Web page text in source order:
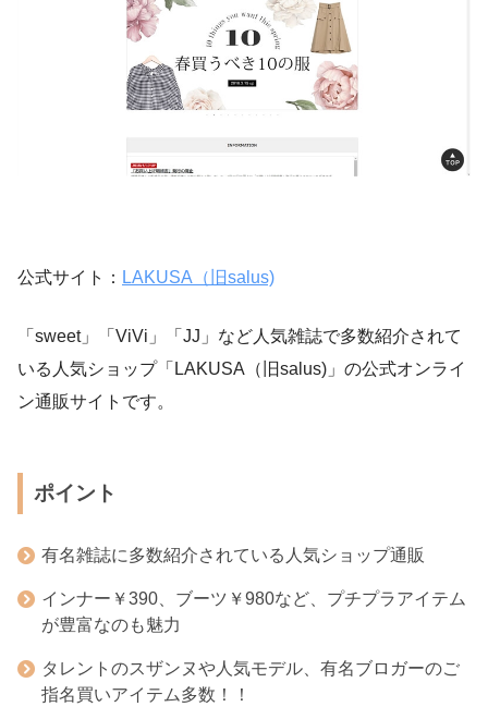
公式サイト： LAKUSA（旧salus)
「sweet」「ViVi」「JJ」など人気雑誌で多数紹介されて
いる人気ショップ「LAKUSA（旧salus)」の公式オンライ
ン通販サイトです。
ポイント
有名雑誌に多数紹介されている人気ショップ通販
インナー￥390、ブーツ￥980など、プチプラアイテム
が豊富なのも魅力
タレントのスザンヌや人気モデル、有名ブロガーのご
指名買いアイテム多数！！